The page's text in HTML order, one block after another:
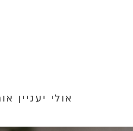
אולי יעניין